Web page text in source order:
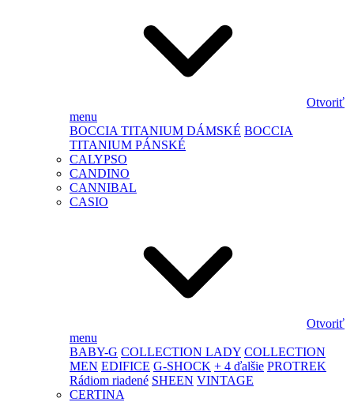
Otvoriť
menu
BOCCIA TITANIUM DÁMSKÉ BOCCIA
TITANIUM PÁNSKÉ
CALYPSO
CANDINO
CANNIBAL
CASIO
Otvoriť
menu
BABY-G COLLECTION LADY COLLECTION
MEN EDIFICE G-SHOCK + 4 ďalšie PROTREK
Rádiom riadené SHEEN VINTAGE
CERTINA